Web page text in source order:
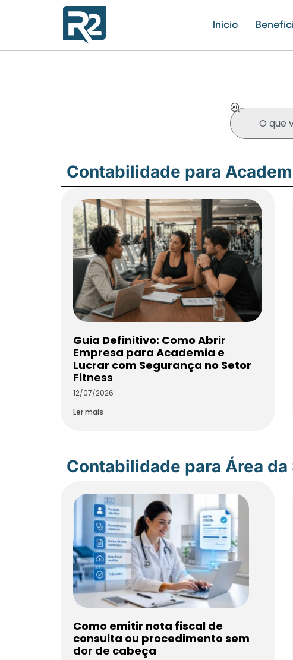
Início
Contabilidade para
Guia Definitivo: Como Abrir
Empresa para Academia e
Lucrar com Segurança no Setor
Fitness
12/07/2026
Ler mais
Contabilidade para Área da
Como emitir nota fiscal de
consulta ou procedimento sem
dor de cabeça